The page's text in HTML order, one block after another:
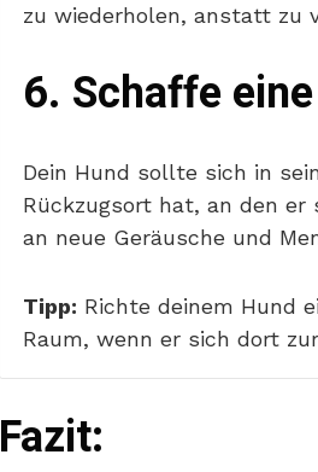
zu wiederholen, anstatt zu
6. Schaffe
Dein Hund sollte sich in
Rückzugsort hat, an den er
an neue Geräusche und
Tipp: Richte deinem Hund
Raum, wenn er sich dort
Fazit: